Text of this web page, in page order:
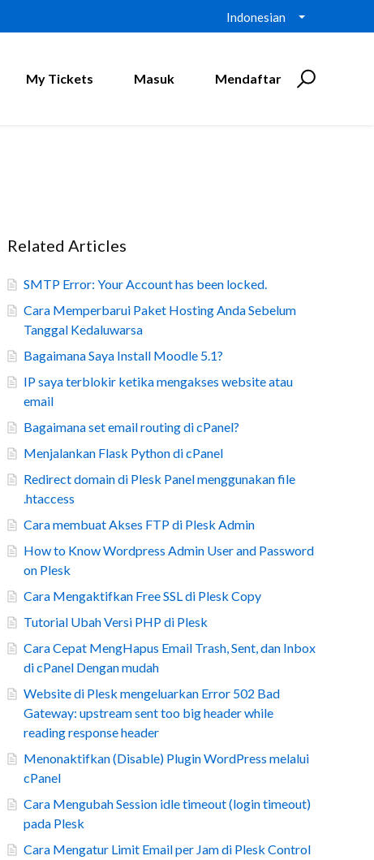
Indonesian
My Tickets Masuk Mendaftar
Related Articles
SMTP Error: Your Account has been locked.
Cara Memperbarui Paket Hosting Anda Sebelum
Tanggal Kedaluwarsa
Bagaimana Saya Install Moodle 5.1?
IP saya terblokir ketika mengakses website atau
email
Bagaimana set email routing di cPanel?
Menjalankan Flask Python di cPanel
Redirect domain di Plesk Panel menggunakan file
.htaccess
Cara membuat Akses FTP di Plesk Admin
How to Know Wordpress Admin User and Password
on Plesk
Cara Mengaktifkan Free SSL di Plesk Copy
Tutorial Ubah Versi PHP di Plesk
Cara Cepat MengHapus Email Trash, Sent, dan Inbox
di cPanel Dengan mudah
Website di Plesk mengeluarkan Error 502 Bad
Gateway: upstream sent too big header while
reading response header
Menonaktifkan (Disable) Plugin WordPress melalui
cPanel
Cara Mengubah Session idle timeout (login timeout)
pada Plesk
Cara Mengatur Limit Email per Jam di Plesk Control